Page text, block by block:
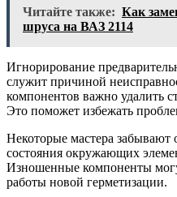
Читайте также: Как
шруса на ВАЗ 2114
Игнорирование
служит причиной
компонентов важно удалить
Это поможет избежать
Некоторые мастера забывают
состояния окружающих
Изношенные компоненты
работы новой герметизации.